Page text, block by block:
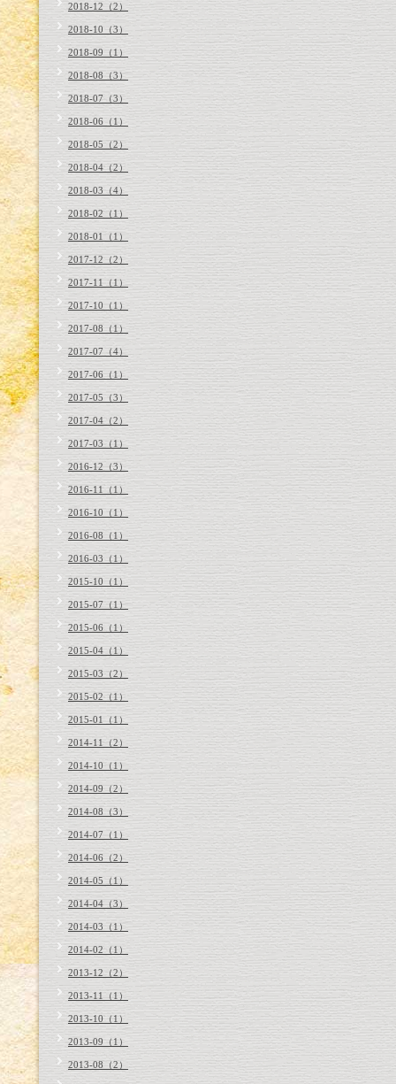
2018-12（2）
2018-10（3）
2018-09（1）
2018-08（3）
2018-07（3）
2018-06（1）
2018-05（2）
2018-04（2）
2018-03（4）
2018-02（1）
2018-01（1）
2017-12（2）
2017-11（1）
2017-10（1）
2017-08（1）
2017-07（4）
2017-06（1）
2017-05（3）
2017-04（2）
2017-03（1）
2016-12（3）
2016-11（1）
2016-10（1）
2016-08（1）
2016-03（1）
2015-10（1）
2015-07（1）
2015-06（1）
2015-04（1）
2015-03（2）
2015-02（1）
2015-01（1）
2014-11（2）
2014-10（1）
2014-09（2）
2014-08（3）
2014-07（1）
2014-06（2）
2014-05（1）
2014-04（3）
2014-03（1）
2014-02（1）
2013-12（2）
2013-11（1）
2013-10（1）
2013-09（1）
2013-08（2）